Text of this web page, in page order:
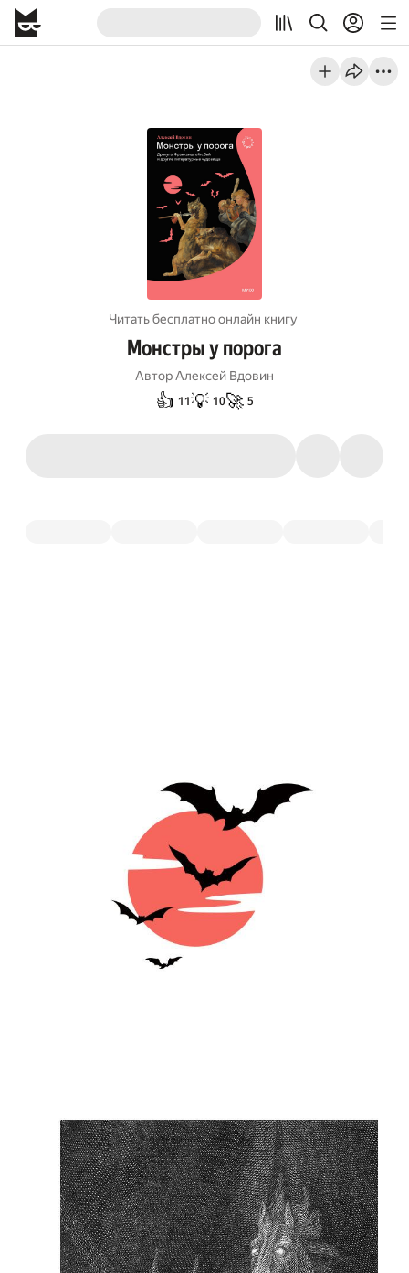
Читать бесплатно онлайн книгу
Монстры у порога
АвторАлексей Вдовин
👍 11💡 10🚀 5